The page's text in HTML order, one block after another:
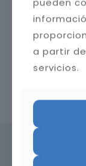
a partir
servicios.